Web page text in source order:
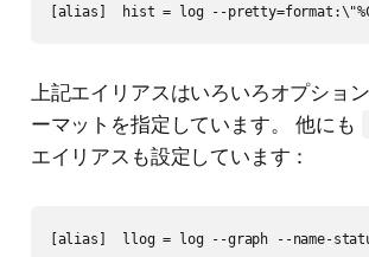
[alias]  hist = log --
上記エイリアスはいろいろオプショ
ーマットを指定しています。 他にも
エイリアスも設定しています：
[alias]  llog = log --graph --name-status